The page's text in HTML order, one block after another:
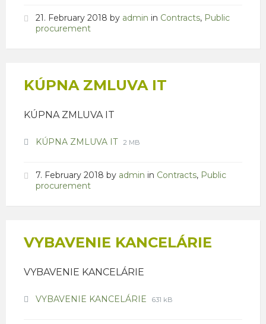
21. February 2018 by admin in Contracts, Public
procurement
KÚPNA ZMLUVA IT
KÚPNA ZMLUVA IT
Attachments
KÚPNA ZMLUVA IT File
File
2 MB
7. February 2018 by admin in Contracts, Public
procurement
VYBAVENIE KANCELÁRIE
VYBAVENIE KANCELÁRIE
Attachments
VYBAVENIE KANCELÁRIE File
File
631 kB